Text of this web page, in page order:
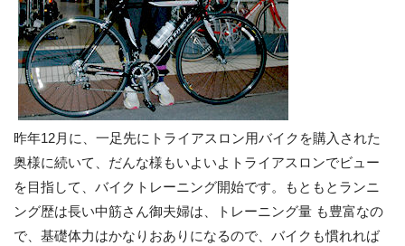
昨年12月に、一足先にトライアスロン用バイクを購入された
奥様に続いて、だんな様もいよいよトライアスロンでビュー
を目指して、バイクトレーニング開始です。もともとランニ
ング歴は長い中筋さん御夫婦は、トレーニング量 も豊富なの
で、基礎体力はかなりおありになるので、バイクも慣れれば